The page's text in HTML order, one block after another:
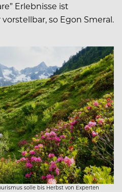
Erlebnisse ist
so Egon Smeral.
solle bis Herbst von Experten